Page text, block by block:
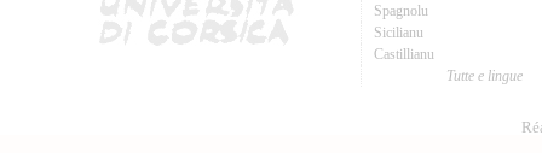
Spagnolu
Sicilianu
Castillianu
Tutte e lingue